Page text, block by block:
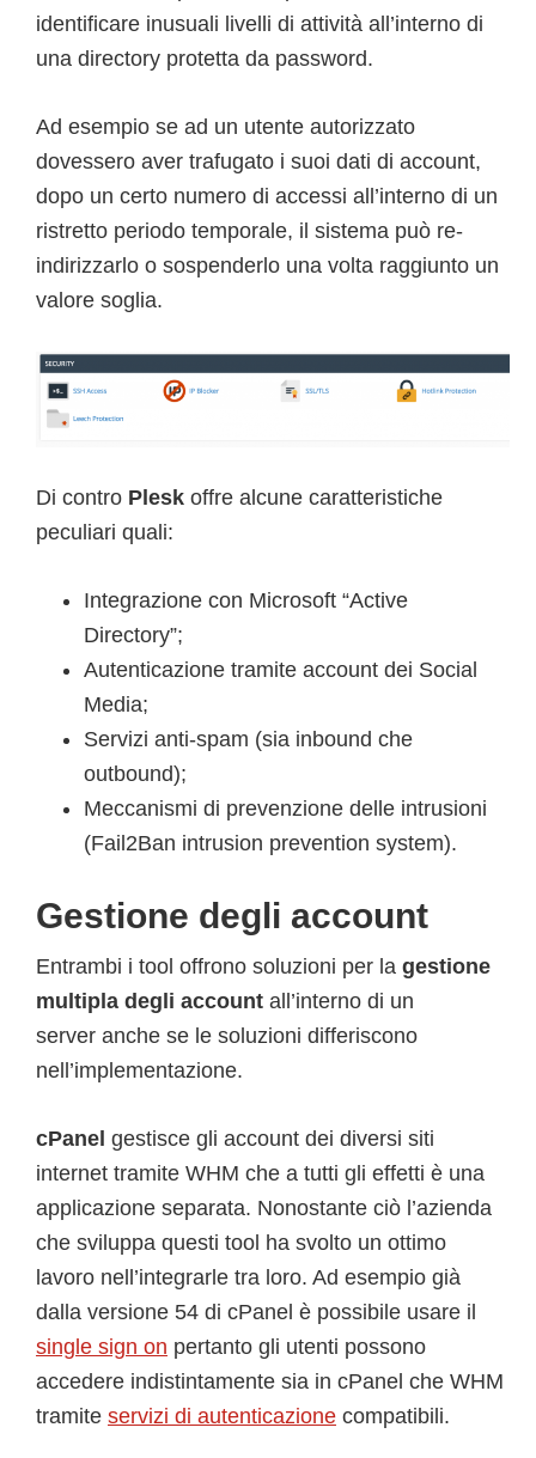
identificare inusuali livelli di attività all’interno di
una directory protetta da password.
Ad esempio se ad un utente autorizzato
dovessero aver trafugato i suoi dati di account,
dopo un certo numero di accessi all’interno di un
ristretto periodo temporale, il sistema può re­-
indirizzarlo o sospenderlo una volta raggiunto un
valore soglia.
Di contro Plesk offre alcune caratteristiche
peculiari quali:
Integrazione con Microsoft “Active
Directory”;
Autenticazione tramite account dei Social
Media;
Servizi anti-spam (sia inbound che
outbound);
Meccanismi di prevenzione delle intrusioni
(Fail2Ban intrusion prevention system).
Gestione degli account
Entrambi i tool offrono soluzioni per la gestione
multipla degli account all’interno di un
server anche se le soluzioni differiscono
nell’implementazione.
cPanel gestisce gli account dei diversi siti
internet tramite WHM che a tutti gli effetti è una
applicazione separata. Nonostante ciò l’azienda
che sviluppa questi tool ha svolto un ottimo
lavoro nell’integrarle tra loro. Ad esempio già
dalla versione 54 di cPanel è possibile usare il
single sign on pertanto gli utenti possono
accedere indistintamente sia in cPanel che WHM
tramite servizi di autenticazione compatibili.